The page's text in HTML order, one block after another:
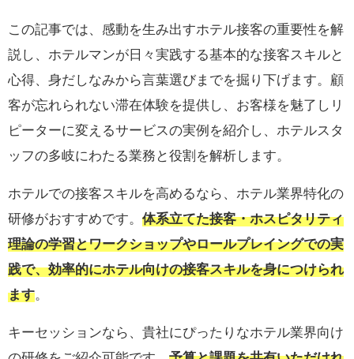
この記事では、感動を生み出すホテル接客の重要性を解
説し、ホテルマンが日々実践する基本的な接客スキルと
心得、身だしなみから言葉選びまでを掘り下げます。顧
客が忘れられない滞在体験を提供し、お客様を魅了しリ
ピーターに変えるサービスの実例を紹介し、ホテルスタ
ッフの多岐にわたる業務と役割を解析します。
ホテルでの接客スキルを高めるなら、ホテル業界特化の
研修がおすすめです。 体系立てた接客・ホスピタリティ
理論の学習とワークショップやロールプレイングでの実
践で、効率的にホテル向けの接客スキルを身につけられ
ます。
キーセッションなら、貴社にぴったりなホテル業界向け